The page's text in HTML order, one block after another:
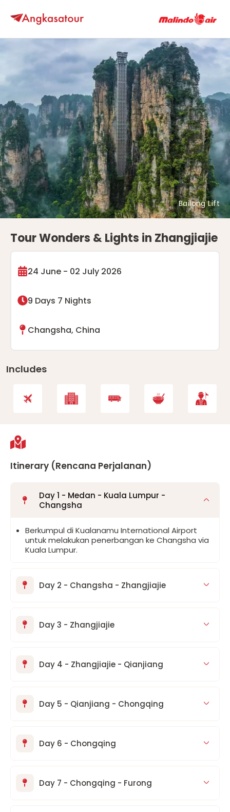
Bailong Lift
Tour Wonders & Lights in Zhangjiajie
24 June - 02 July 2026
9 Days 7 Nights
Changsha, China
Includes
Itinerary (Rencana Perjalanan)
Day 1 - Medan - Kuala Lumpur -
Changsha
Berkumpul di Kualanamu International Airport
untuk melakukan penerbangan ke Changsha via
Kuala Lumpur.
Day 2 - Changsha - Zhangjiajie
Day 3 - Zhangjiajie
Day 4 - Zhangjiajie - Qianjiang
Day 5 - Qianjiang - Chongqing
Day 6 - Chongqing
Day 7 - Chongqing - Furong